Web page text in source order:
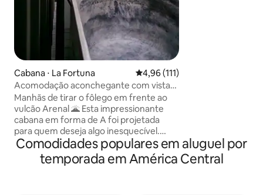
Cabana ⋅ La Fortuna 4,96 de uma avaliação média
4,96 (111)
Acomodação aconchegante com vista
para o vulcão - Casa em formato de A
com banheira de hidromassagem e deck
Manhãs de tirar o fôlego em frente ao
vulcão Arenal 🌋 Esta impressionante
cabana em forma de A foi projetada
para quem deseja algo inesquecível.
Situada diretamente em frente ao
majestoso Vulcão Arenal, a vista não é
apenas cênica, é cinematográfica.
Comodidades populares em aluguel por
temporada em América Central